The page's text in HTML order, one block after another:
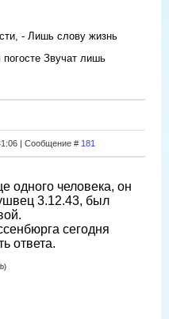
- Лишь слову жизнь
Звучат лишь
| Сообщение # 181
одного человека, он
3.12.43, был
сегодня
ответа.